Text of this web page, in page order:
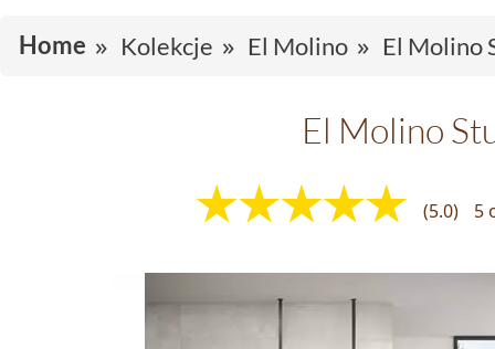
Home Kolekcje El Molino El Molino
El Molino
(5.0) 5